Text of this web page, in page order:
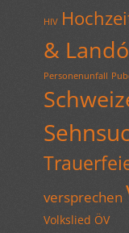
HIV
& Landó
Personenunfall
versprechen
Volkslied ÖV